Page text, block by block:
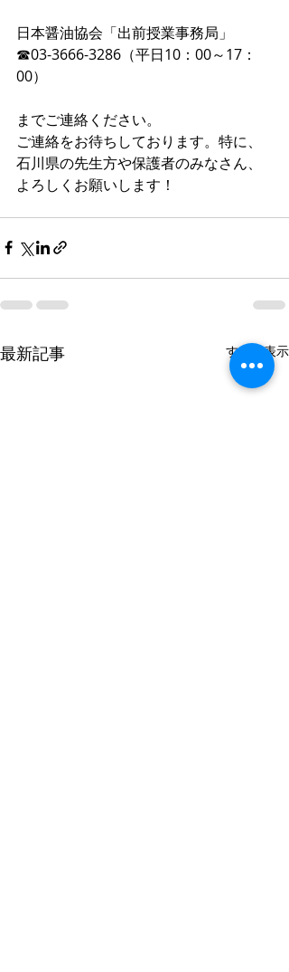
日本醤油協会「出前授業事務局」
☎03-3666-3286（平日10：00～17：
00）
までご連絡ください。
ご連絡をお待ちしております。特に、
石川県の先生方や保護者のみなさん、
よろしくお願いします！
最新記事 すべて表示